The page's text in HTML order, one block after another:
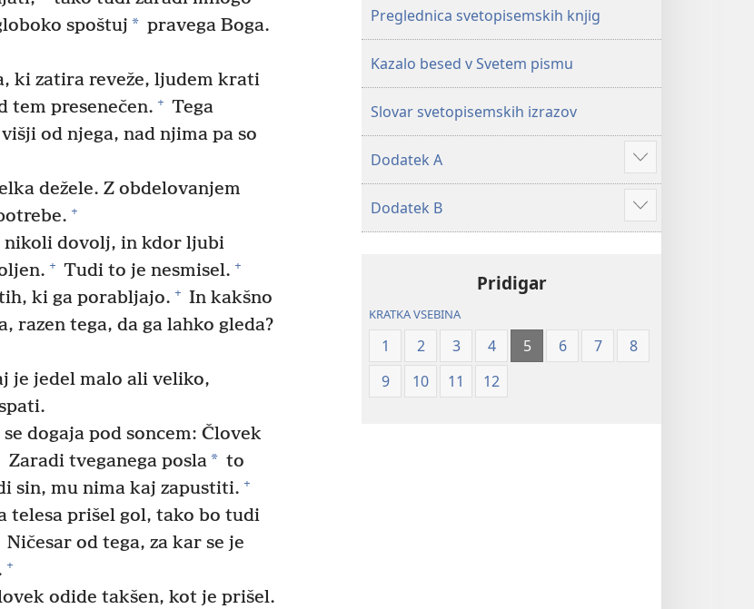
spoštuj * pravega Boga.
ki zatira reveže, ljudem krati
tem presenečen. + Tega
od njega, nad njima pa so
dežele. Z obdelovanjem
+
nikoli dovolj, in kdor ljubi
+ Tudi to je nesmisel. +
ki ga porabljajo. + In kakšno
razen tega, da ga lahko gleda?
je jedel malo ali veliko,
dogaja pod soncem: Človek
Zaradi tveganega posla* to
sin, mu nima kaj zapustiti. +
telesa prišel gol, tako bo tudi
Ničesar od tega, za kar se je
+
odide takšen, kot je prišel.
Preglednica svetopisemskih knjig
Kazalo besed v Svetem pismu
Slovar svetopisemskih izrazov
Dodatek A
Prikaži
več
Dodatek B
Prikaži
več
Pridigar
KRATKA VSEBINA
1 2 3 4 5 6 7
8
9
10 11 12